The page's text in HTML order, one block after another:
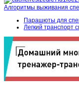
Алгоритмы выживания
Парашюты для
Легкий транспорт